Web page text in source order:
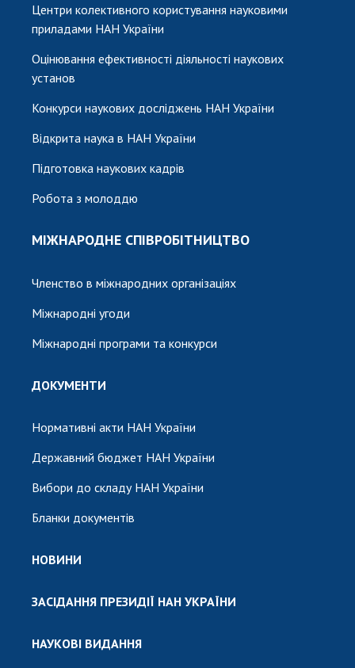
Центри колективного користування науковими
приладами НАН України
Оцінювання ефективності діяльності наукових
установ
Конкурси наукових досліджень НАН України
Відкрита наука в НАН України
Підготовка наукових кадрів
Робота з молоддю
МІЖНАРОДНЕ СПІВРОБІТНИЦТВО
Членство в міжнародних організаціях
Міжнародні угоди
Міжнародні програми та конкурси
ДОКУМЕНТИ
Нормативні акти НАН України
Державний бюджет НАН України
Вибори до складу НАН України
Бланки документів
НОВИНИ
ЗАСІДАННЯ ПРЕЗИДІЇ НАН УКРАЇНИ
НАУКОВІ ВИДАННЯ